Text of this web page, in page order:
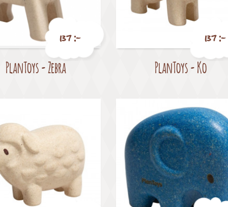
Pris
137 :-
PlanToys - Zebra Pris
137 :-
PlanToys - Ko